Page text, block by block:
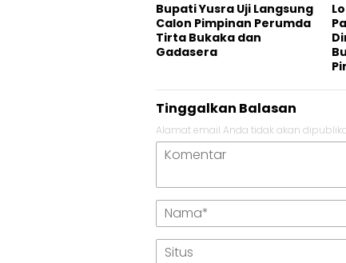
Bupati Yusra Uji Langsung
Calon Pimpinan Perumda
Tirta Bukaka dan
Gadasera
Tinggalkan Balasan
Alamat email Anda tidak akan